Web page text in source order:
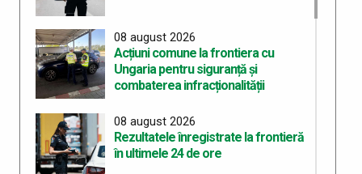
08 august 2026
Acțiuni comune la frontiera cu
Ungaria pentru siguranță și
combaterea infracționalității
08 august 2026
Rezultatele înregistrate la frontieră
în ultimele 24 de ore